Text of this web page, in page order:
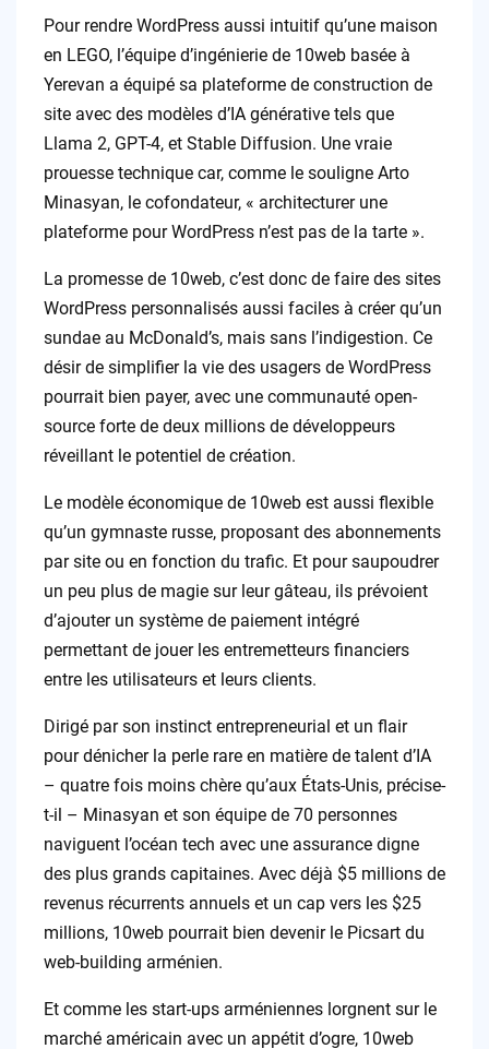
Pour rendre WordPress aussi intuitif qu’une maison
en LEGO, l’équipe d’ingénierie de 10web basée à
Yerevan a équipé sa plateforme de construction de
site avec des modèles d’IA générative tels que
Llama 2, GPT-4, et Stable Diffusion. Une vraie
prouesse technique car, comme le souligne Arto
Minasyan, le cofondateur, « architecturer une
plateforme pour WordPress n’est pas de la tarte ».
La promesse de 10web, c’est donc de faire des sites
WordPress personnalisés aussi faciles à créer qu’un
sundae au McDonald’s, mais sans l’indigestion. Ce
désir de simplifier la vie des usagers de WordPress
pourrait bien payer, avec une communauté open-
source forte de deux millions de développeurs
réveillant le potentiel de création.
Le modèle économique de 10web est aussi flexible
qu’un gymnaste russe, proposant des abonnements
par site ou en fonction du trafic. Et pour saupoudrer
un peu plus de magie sur leur gâteau, ils prévoient
d’ajouter un système de paiement intégré
permettant de jouer les entremetteurs financiers
entre les utilisateurs et leurs clients.
Dirigé par son instinct entrepreneurial et un flair
pour dénicher la perle rare en matière de talent d’IA
– quatre fois moins chère qu’aux États-Unis, précise-
t-il – Minasyan et son équipe de 70 personnes
naviguent l’océan tech avec une assurance digne
des plus grands capitaines. Avec déjà $5 millions de
revenus récurrents annuels et un cap vers les $25
millions, 10web pourrait bien devenir le Picsart du
web-building arménien.
Et comme les start-ups arméniennes lorgnent sur le
marché américain avec un appétit d’ogre, 10web